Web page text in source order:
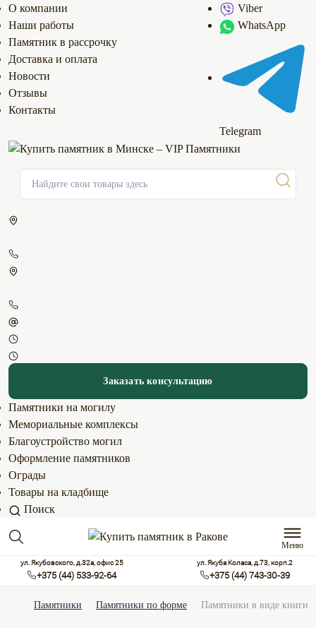
О компании
Наши работы
Памятник в рассрочку
Доставка и оплата
Новости
Отзывы
Контакты
Viber
WhatsApp
Telegram
Заказать консультацию
Памятники на могилу
Мемориальные комплексы
Благоустройство могил
Оформление памятников
Ограды
Товары на кладбище
Поиск
Меню
ул. Якубовского, д.32а, офис 25
+375 (44) 533-92-64
ул. Якуба Коласа, д.73, корп.2
+375 (44) 743-30-39
Памятники Памятники по форме Памятники в виде книги